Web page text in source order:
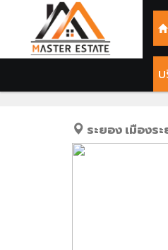
ที่ดินเปล่า
ระยอง เมืองร